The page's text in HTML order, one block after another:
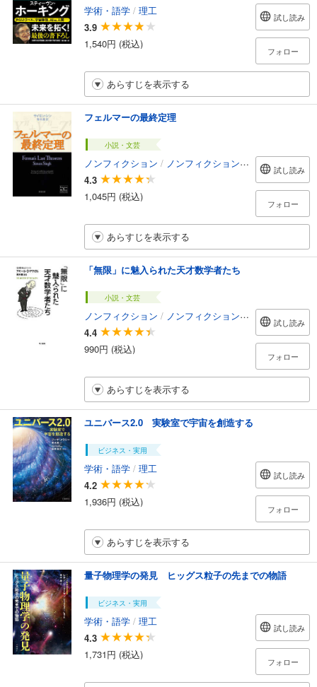
学術・語学 / 理工
3.9
1,540円 (税込)
試し読み
フォロー
あらすじを表示する
フェルマーの最終定理
小説・文芸
ノンフィクション / ノンフィクション・ドキュメンタリー
4.3
1,045円 (税込)
試し読み
フォロー
あらすじを表示する
「無限」に魅入られた天才数学者たち
小説・文芸
ノンフィクション / ノンフィクション・ドキュメンタリー
4.4
990円 (税込)
試し読み
フォロー
あらすじを表示する
ユニバース2.0 実験室で宇宙を創造する
ビジネス・実用
学術・語学 / 理工
4.2
1,936円 (税込)
試し読み
フォロー
あらすじを表示する
量子物理学の発見 ヒッグス粒子の先までの物語
ビジネス・実用
学術・語学 / 理工
4.3
1,731円 (税込)
試し読み
フォロー